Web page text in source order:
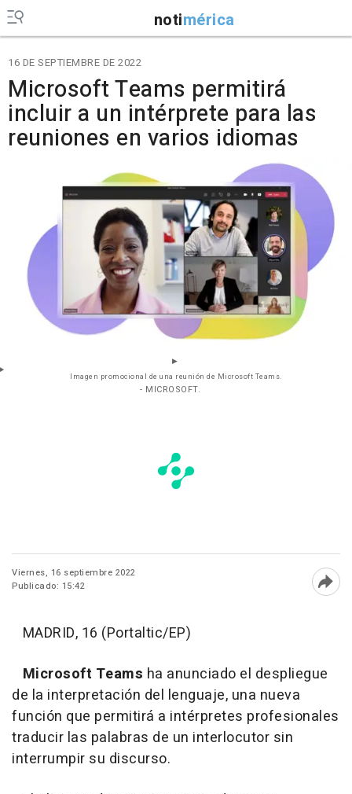
notimérica
16 DE SEPTIEMBRE DE 2022
Microsoft Teams permitirá
incluir a un intérprete para las
reuniones en varios idiomas
Imagen promocional de una reunión de Microsoft Teams.
- MICROSOFT.
Viernes, 16 septiembre 2022
Publicado: 15:42
MADRID, 16 (Portaltic/EP)
Microsoft Teams ha anunciado el despliegue
de la interpretación del lenguaje, una nueva
función que permitirá a intérpretes profesionales
traducir las palabras de un interlocutor sin
interrumpir su discurso.